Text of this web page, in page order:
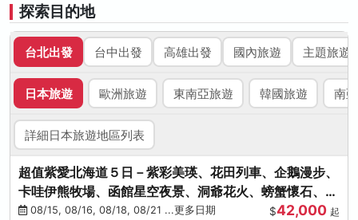
探索目的地
台北出發 台中出發 高雄出發 國內旅遊 主題旅遊
日本旅遊 歐洲旅遊 東南亞旅遊 韓國旅遊 南
詳細日本旅遊地區列表
超值紫愛北海道５日－紫彩美瑛、花田列車、企鵝漫步、
卡哇伊熊牧場、函館星空夜景、洞爺花火、螃蟹懷石、啤
酒暢飲
08/15, 08/16, 08/18, 08/21 ...更多日期 $42,000 起